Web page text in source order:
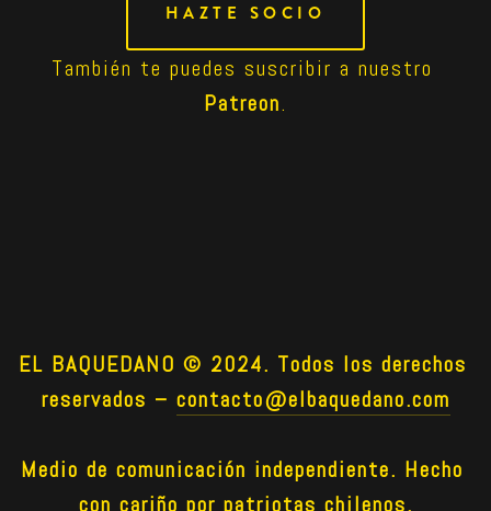
HAZTE SOCIO
Patreon.
EL BAQUEDANO © 2024. Todos los derechos
reservados – contacto@elbaquedano.com
Medio de comunicación independiente. Hecho
con cariño por patriotas chilenos.